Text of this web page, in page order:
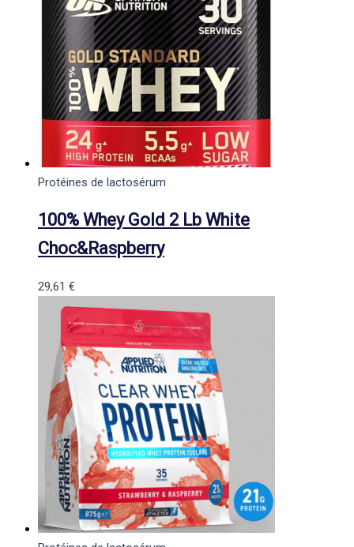
Protéines de lactosérum
100% Whey Gold 2 Lb White
Choc&Raspberry
29,61 €